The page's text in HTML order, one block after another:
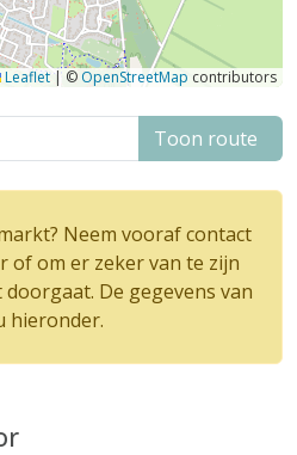
Leaflet| © OpenStreetMap contributors
Toon route
Neem vooraf contact
of om er zeker van te zijn
De gegevens van
hieronder.